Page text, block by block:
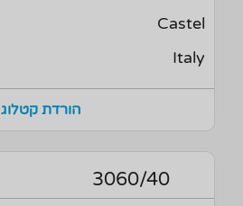
Castel
Italy
הורדת קטלוג
3060/40